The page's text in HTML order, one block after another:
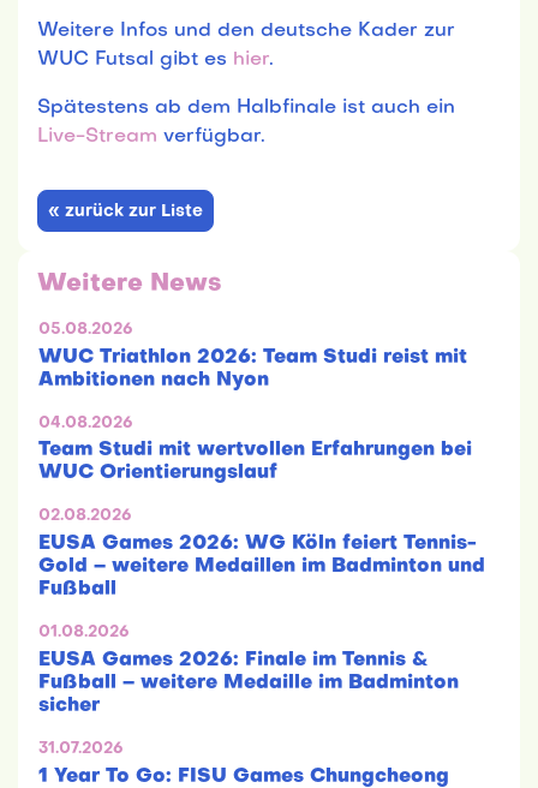
Weitere Infos und den deutsche Kader zur
WUC Futsal gibt es hier.
Spätestens ab dem Halbfinale ist auch ein
Live-Stream verfügbar.
« zurück zur Liste
Weitere News
05.08.2026
WUC Triathlon 2026: Team Studi reist mit
Ambitionen nach Nyon
04.08.2026
Team Studi mit wertvollen Erfahrungen bei
WUC Orientierungslauf
02.08.2026
EUSA Games 2026: WG Köln feiert Tennis-
Gold – weitere Medaillen im Badminton und
Fußball
01.08.2026
EUSA Games 2026: Finale im Tennis &
Fußball – weitere Medaille im Badminton
sicher
31.07.2026
1 Year To Go: FISU Games Chungcheong